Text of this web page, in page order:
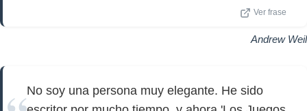
Ver frase
Andrew Weil
No soy una persona muy elegante. He sido